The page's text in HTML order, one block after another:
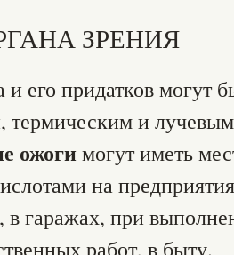
ЗРЕНИЯ
и его придатков могут
термическим и
ожогимогут иметь
на
в гаражах, при
работ, в быту.